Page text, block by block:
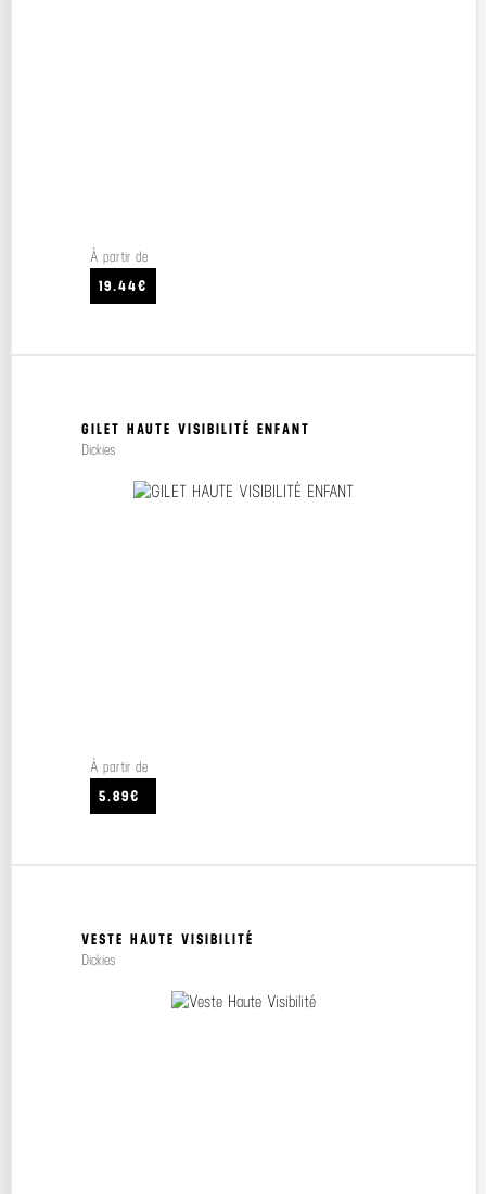
À partir de
19.44€
GILET HAUTE VISIBILITÉ ENFANT
Dickies
À partir de
5.89€
VESTE HAUTE VISIBILITÉ
Dickies